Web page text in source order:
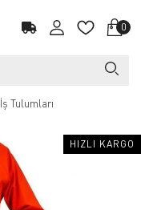
0
İş Tulumları
HIZLI KARGO